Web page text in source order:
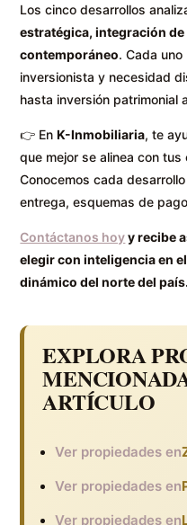
Los cinco desarrollos
estratégica, integración
contemporáneo. Cada
inversionista y necesidad
hasta inversión patrimonial
👉 EnK-Inmobiliaria, te
que mejor se alinea con
Conocemos cada
entrega, esquemas de
Contáctanos hoyy recibe
elegir con inteligencia en
dinámico del norte del país.
EXPLORA
ARTÍCULO
Ver propiedades en
Ver propiedades en
Ver propiedades en